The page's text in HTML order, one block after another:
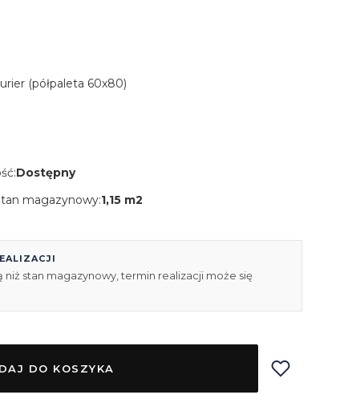
(półpaleta 60x80)
Dostępny
magazynowy:1,15 m2
niż stan magazynowy, termin realizacji może się
DO KOSZYKA